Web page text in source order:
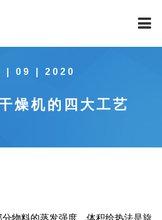
列
| 09 | 2020
燥机的四大工艺
物料的蒸发强度，体积给热法是旋